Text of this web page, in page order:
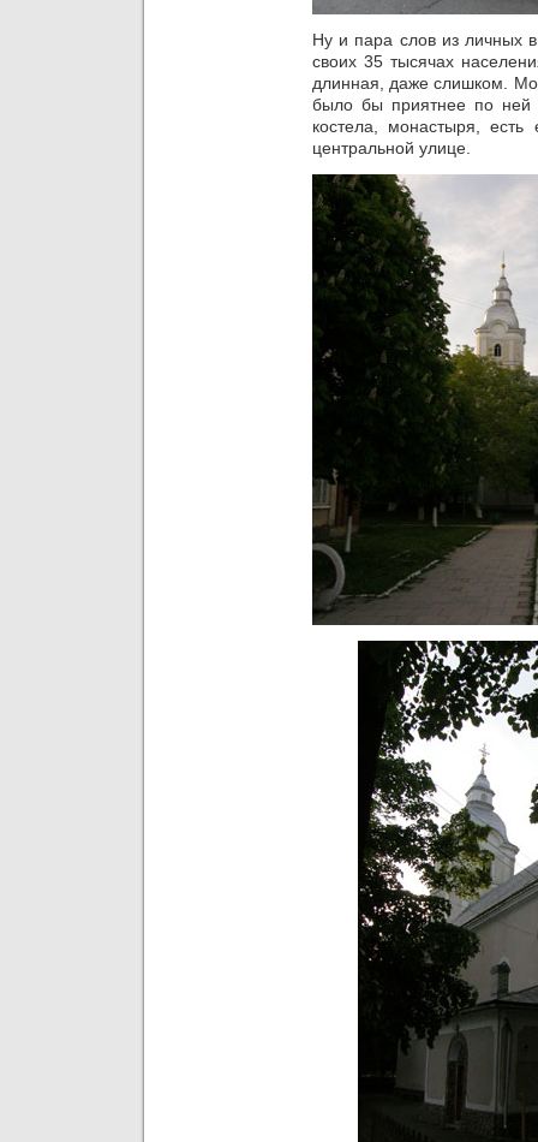
Ну и пара слов из личных
своих 35 тысячах
длинная, даже слишком.
было бы приятнее по ней
костела, монастыря,
центральной улице.